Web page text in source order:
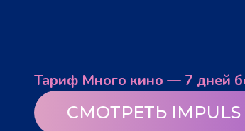
Тариф Много кино — 7 дней
СМОТРЕТЬ IMPULS